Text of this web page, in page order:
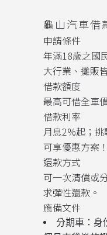
龜山汽車借
申請條件
年滿18歲之國
大行業、攤販
借款額度
最高可借全車
借款利率
月息2%起；
可享優惠方案！
還款方式
可一次清償或
求彈性還款。
應備文件
分期車：身